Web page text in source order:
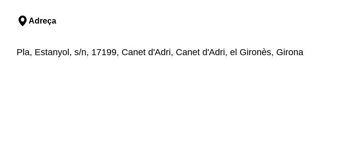
Adreça
Pla, Estanyol, s/n, 17199, Canet d'Adri, Canet d'Adri, el Gironès, Girona